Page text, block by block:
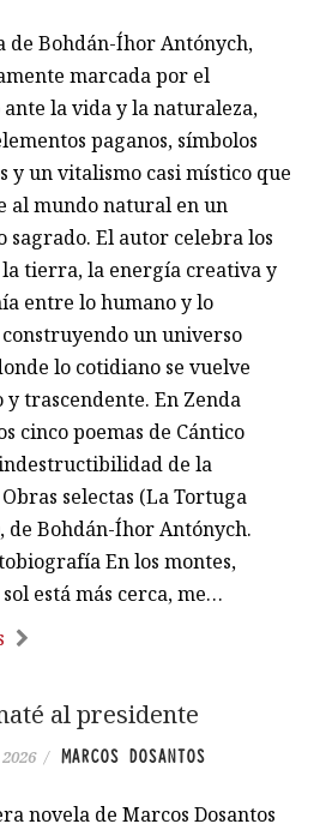
de Bohdán-Íhor Antónych,
marcada por el
ante la vida y la naturaleza,
paganos, símbolos
y un vitalismo casi místico que
al mundo natural en un
El autor celebra los
la tierra, la energía creativa y
entre lo humano y lo
construyendo un universo
lo cotidiano se vuelve
y trascendente. En Zenda
cinco poemas de Cántico
de la
selectas (La Tortuga
de Bohdán-Íhor Antónych.
En los montes,
está más cerca, me…
al presidente
/ MARCOS DOSANTOS
novela de Marcos Dosantos